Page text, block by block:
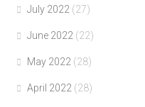
July 2022 (27)
June 2022 (22)
May 2022 (28)
April 2022 (28)